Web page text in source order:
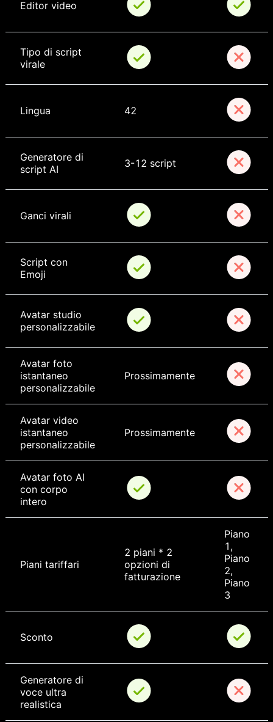
Editor video
Tipo di script
virale
Lingua 42
Generatore di
script AI
3-12 script
Ganci virali
Script con
Emoji
Avatar studio
personalizzabile
Avatar foto
istantaneo
personalizzabile
Prossimamente
Avatar video
istantaneo
personalizzabile
Prossimamente
Avatar foto AI
con corpo
intero
Piani tariffari
2 piani * 2
opzioni di
fatturazione
Piano
1,
Piano
2,
Piano
3
Sconto
Generatore di
voce ultra
realistica